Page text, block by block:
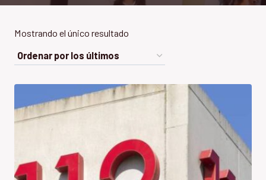
Mostrando el único resultado